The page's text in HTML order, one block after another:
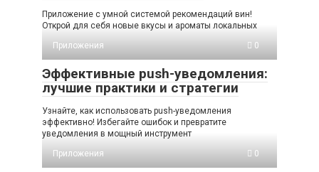
Приложение с умной системой рекомендаций вин!
Открой для себя новые вкусы и ароматы локальных
Приложения
0
Эффективные push-уведомления:
лучшие практики и стратегии
Узнайте, как использовать push-уведомления
эффективно! Избегайте ошибок и превратите
уведомления в мощный инструмент
Приложения
0